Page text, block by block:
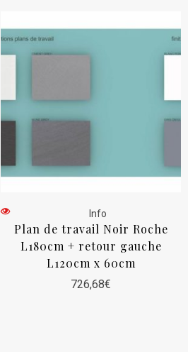
Info
Plan de travail Noir Roche
L180cm + retour gauche
L120cm x 60cm
726,68€